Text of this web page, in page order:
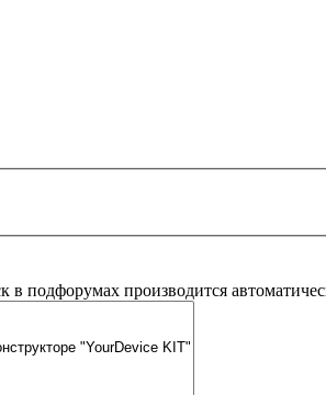
подфорумах производится